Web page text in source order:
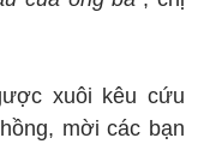
xuôi kêu cứu
mời các bạn